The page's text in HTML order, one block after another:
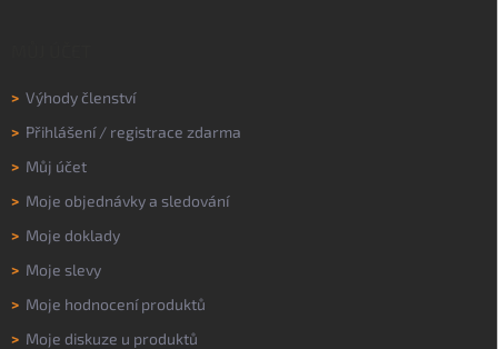
> Výhody členství
> Přihlášení/ registrace zdarma
> Můj účet
> Moje objednávky a sledování
> Moje doklady
> Moje slevy
> Moje hodnocení produktů
> Moje diskuze u produktů